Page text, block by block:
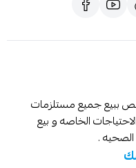
ببيع جميع مستلزمات
الخاصه و بيع
الصحيه .